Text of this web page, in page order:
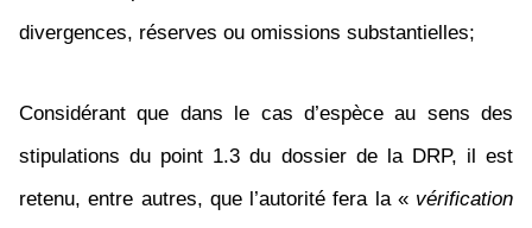
divergences, réserves ou omissions substantielles;
Considérant que dans le cas d’espèce au sens des
stipulations du point 1.3 du dossier de la DRP, il est
retenu, entre autres, que l’autorité fera la « vérification